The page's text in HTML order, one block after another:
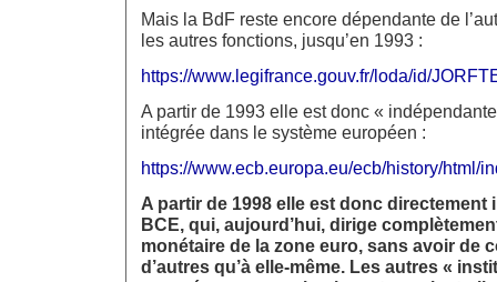
Mais la BdF reste encore dépendante de
les autres fonctions, jusqu’en 1993 :
https://www.legifrance.gouv.fr/loda/id/
A partir de 1993 elle est donc «
intégrée dans le système européen :
https://www.ecb.europa.eu/ecb/history/html/
A partir de 1998 elle est donc directement
BCE, qui, aujourd’hui, dirige
monétaire de la zone euro, sans avoir de
d’autres qu’à elle-même. Les autres «